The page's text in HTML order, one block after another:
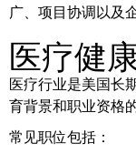
广、项目协调以及
医疗健
医疗行业是美国长
育背景和职业资格
常见职位包括：